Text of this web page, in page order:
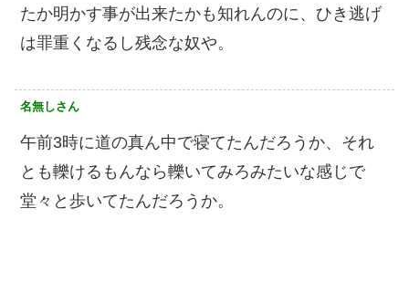
たか明かす事が出来たかも知れんのに、ひき逃げ
は罪重くなるし残念な奴や。
名無しさん
午前3時に道の真ん中で寝てたんだろうか、それ
とも轢けるもんなら轢いてみろみたいな感じで
堂々と歩いてたんだろうか。